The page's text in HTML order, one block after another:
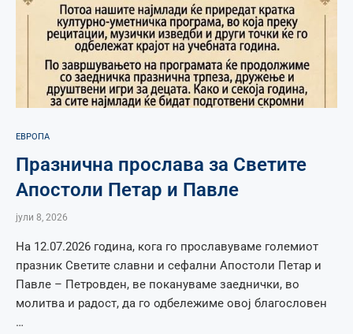
ЕВРОПА
Празнична прослава за Светите
Апостоли Петар и Павле
јули 8, 2026
На 12.07.2026 година, кога го прославуваме големиот
празник Светите славни и сефални Апостоли Петар и
Павле – Петровден, ве покануваме заеднички, во
молитва и радост, да го одбележиме овој благословен
…